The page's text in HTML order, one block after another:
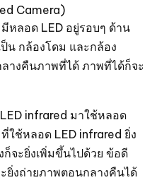
Camera)
ลอด LED อยู่รอบๆ ด้าน
น กล้องโดม และกล้อง
ลางคืนภาพที่ได้ ภาพที่ได้ก็จะ
infrared มาใช้หลอด
ใช้หลอด LED infrared ยิ่ง
ก็จะยิ่งเพิ่มขึ้นไปด้วย ข้อดี
ยิ่งถ่ายภาพตอนกลางคืนได้